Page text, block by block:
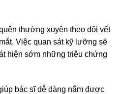
thường xuyên theo dõi vết
Việc quan sát kỹ lưỡng sẽ
hiện sớm những triệu chứng
bác sĩ dễ dàng nắm được